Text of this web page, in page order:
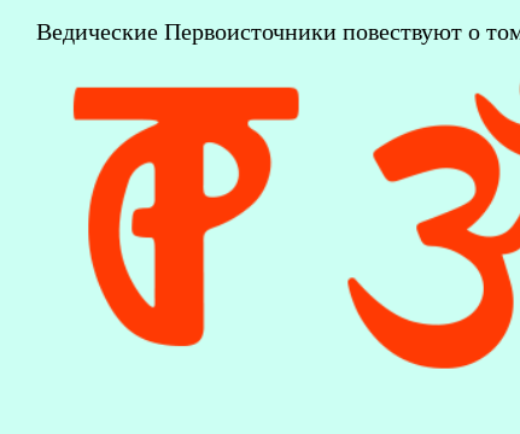
Ведические Первоисточники повествуют о